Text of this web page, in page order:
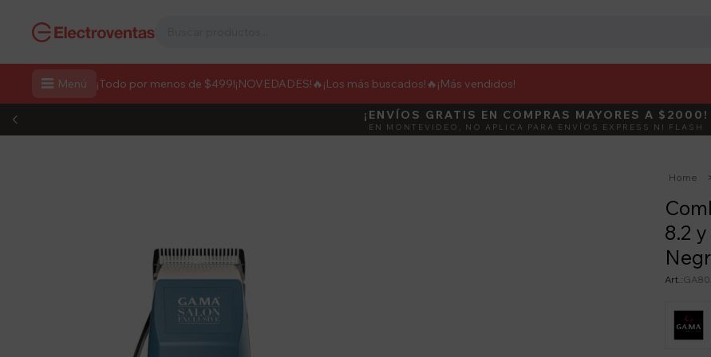
 Menú ¡Todo por menos de $499!¡NOVEDADES! 🔥¡Los más buscados!🔥 ¡Más vendidos!
DEBUT ACTIVÁ
¡ENVÍOS GRATIS EN COMPRAS MAYORES A $2000!
EN MONTEVIDEO, NO APLICA PARA ENVÍOS EXPRESS NI FLASH
Home
8.2